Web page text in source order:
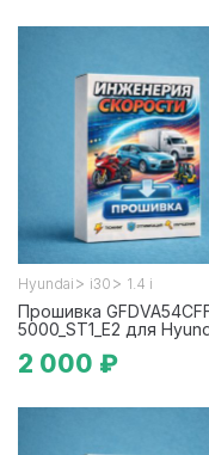
Hyundai > i30 > 1.4 i
Прошивка
5000_ST1_E2 для
2 000 ₽